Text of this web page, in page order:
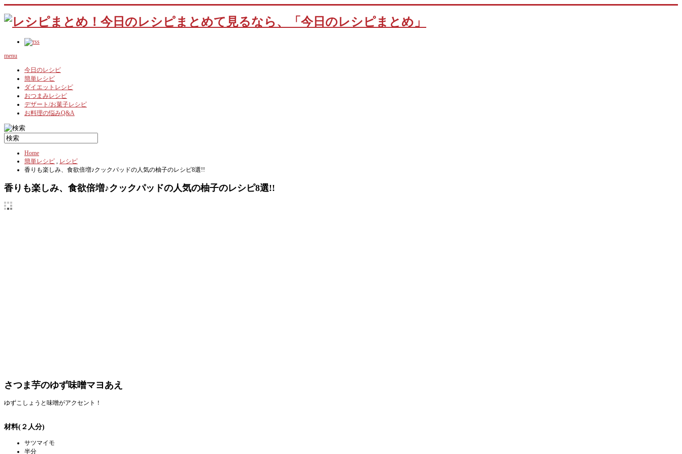
menu
今日のレシピ
簡単レシピ
ダイエットレシピ
おつまみレシピ
デザート/お菓子レシピ
お料理の悩みQ&A
Home
簡単レシピ , レシピ
香りも楽しみ、食欲倍増♪クックパッドの人気の柚子のレシピ8選!!
香りも楽しみ、食欲倍増♪クックパッドの人気の柚子のレシピ8選!!
さつま芋のゆず味噌マヨあえ
ゆずこしょうと味噌がアクセント！
材料(２人分)
サツマイモ
半分